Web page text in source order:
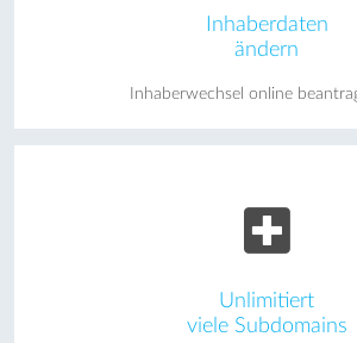
Inhaberdaten
ändern
Inhaberwechsel online
Unlimitiert
viele Subdomains